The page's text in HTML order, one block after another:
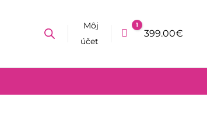
Môj
účet
Cart
1
399.00€